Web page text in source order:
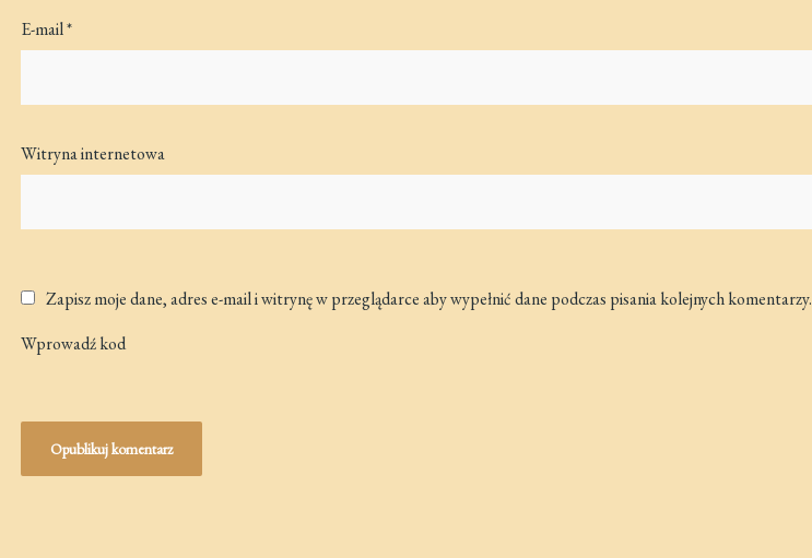
E-mail*
Witryna internetowa
Zapisz moje dane, adres e-mail i witrynę w przeglądarce aby wypełnić dane podczas pisania kolejnych komentarzy.
Wprowadź kod